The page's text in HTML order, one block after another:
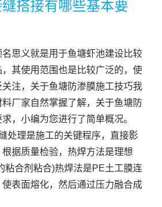
搭接有哪些基本要
名思义就是用于鱼塘虾池建设比较
其使用范围也是比较广泛的，使
注，关于鱼塘防渗膜施工技巧我
厂家自然掌握了解，关于鱼塘防
，小编为您进行了简单概况。
处理是施工的关键程序，直接影
据质量检验，热焊方法是理想
粘合剂粘合)热焊法是PE土工膜连
表面熔化，然后通过压力融合成